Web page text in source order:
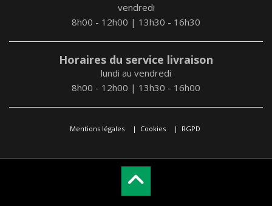
vendredi
8h00 - 12h00 | 13h30 - 16h30
Horaires du service livraison
lundi au vendredi
8h00 - 12h00 | 13h30 - 16h00
Mentions légales Cookies RGPD